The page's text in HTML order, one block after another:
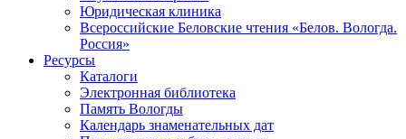
Юридическая клиника
Всероссийские Беловские чтения «Белов. Вологда.
Россия»
Ресурсы
Каталоги
Электронная библиотека
Память Вологды
Календарь знаменательных дат